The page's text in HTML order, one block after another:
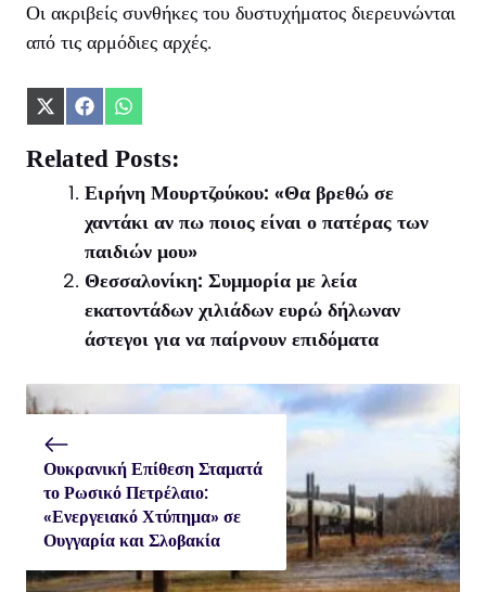
Οι ακριβείς συνθήκες του δυστυχήματος διερευνώνται
από τις αρμόδιες αρχές.
Share
X
(Twitter)
Share
Facebook
Share
WhatsApp
Related Posts:
Ειρήνη Μουρτζούκου: «Θα βρεθώ σε
χαντάκι αν πω ποιος είναι ο πατέρας των
παιδιών μου»
Θεσσαλονίκη: Συμμορία με λεία
εκατοντάδων χιλιάδων ευρώ δήλωναν
άστεγοι για να παίρνουν επιδόματα
Ουκρανική Επίθεση Σταματά
το Ρωσικό Πετρέλαιο:
«Ενεργειακό Χτύπημα» σε
Ουγγαρία και Σλοβακία